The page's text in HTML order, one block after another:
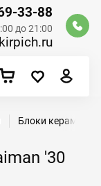
33-88
до 21:00
'30
Блоки